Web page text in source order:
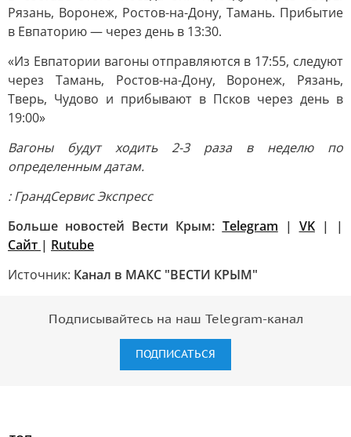
Рязань, Воронеж, Ростов-на-Дону, Тамань. Прибытие
в Евпаторию — через день в 13:30.
«Из Евпатории вагоны отправляются в 17:55, следуют
через Тамань, Ростов-на-Дону, Воронеж, Рязань,
Тверь, Чудово и прибывают в Псков через день в
19:00»
Вагоны будут ходить 2-3 раза в неделю по
определенным датам.
: ГрандСервис Экспресс
Больше новостей Вести Крым: Telegram | VK| |
Сайт | Rutube
Источник: Канал в МАКС "ВЕСТИ КРЫМ"
Подписывайтесь на наш Telegram-канал
ПОДПИСАТЬСЯ